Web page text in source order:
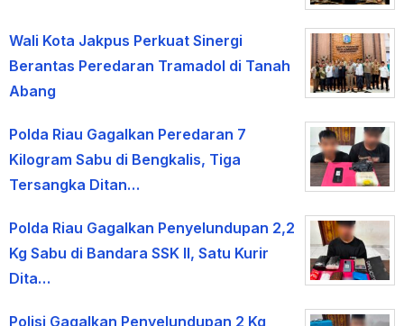
Wali Kota Jakpus Perkuat Sinergi
Berantas Peredaran Tramadol di Tanah
Abang
Polda Riau Gagalkan Peredaran 7
Kilogram Sabu di Bengkalis, Tiga
Tersangka Ditan…
Polda Riau Gagalkan Penyelundupan 2,2
Kg Sabu di Bandara SSK II, Satu Kurir
Dita…
Polisi Gagalkan Penyelundupan 2 Kg